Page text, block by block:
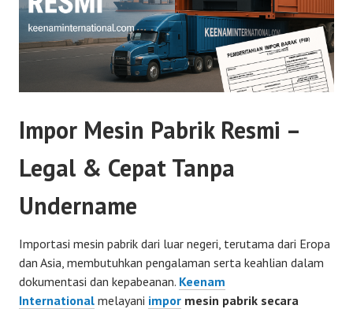
Impor Mesin Pabrik Resmi –
Legal & Cepat Tanpa
Undername
Importasi mesin pabrik dari luar negeri, terutama dari Eropa
dan Asia, membutuhkan pengalaman serta keahlian dalam
dokumentasi dan kepabeanan. Keenam
International melayani impor mesin pabrik secara